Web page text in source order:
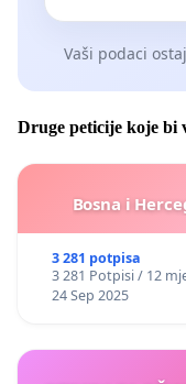
Vaši podaci
Druge peticije koje bi
Bosna i
3 281 potpisa
3 281 Potpisi / 12
24 Sep 2025